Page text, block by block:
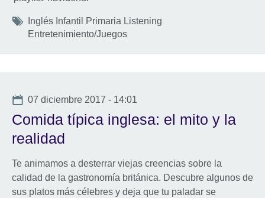
Tags
Inglés Infantil Primaria Listening
Entretenimiento/Juegos
Date
07 diciembre 2017 - 14:01
Comida típica inglesa: el mito y la
realidad
Te animamos a desterrar viejas creencias sobre la
calidad de la gastronomía británica. Descubre algunos de
sus platos más célebres y deja que tu paladar se